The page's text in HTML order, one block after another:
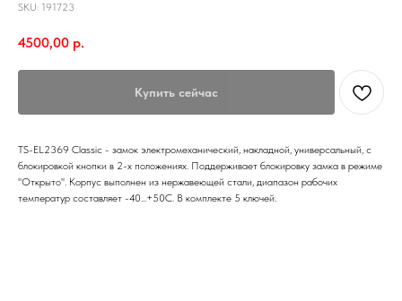
SKU: 191723
4500,00 р.
Купить сейчас
TS-EL2369 Classic - замок электромеханический, накладной, универсальный, с
блокировкой кнопки в 2-х положениях. Поддерживает блокировку замка в режиме
''Открыто''. Корпус выполнен из нержавеющей стали, диапазон рабочих
температур составляет -40...+50C. В комплекте 5 ключей.